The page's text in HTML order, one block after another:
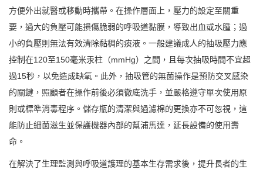
方便外出就醫或移動時攜帶。在操作層面上，壓力的設定至關重
要，過大的負壓可能損傷脆弱的呼吸道黏膜，導致出血或水腫；過
小的負壓則無法有效清除黏稠的痰液。一般建議成人的抽吸壓力應
控制在120至150毫米汞柱（mmHg）之間，且每次抽吸時間不宜超
過15秒，以免造成缺氧。此外，抽吸管的無菌操作是預防交叉感染
的關鍵，照顧者在操作前後必須徹底洗手，並嚴格遵守單次使用原
則或標準消毒程序。儲存瓶的清潔與過濾棉的更換亦不可忽視，這
能防止細菌滋生並保護機器內部的幫浦馬達，延長設備的使用壽
命。
在解決了生理監測與呼吸道護理的基本生存需求後，提升長者的生